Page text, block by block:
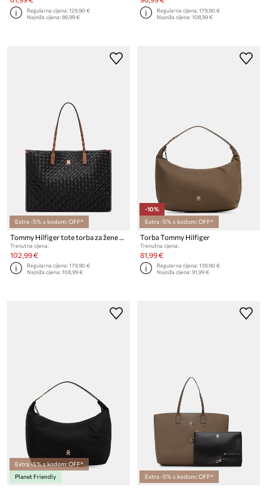
Regularna cijena:129,90 €
Najniža cijena:86,99 €
Regularna cijena:179,90 €
Najniža cijena:108,99 €
Extra -5% s kodom: OFF*
Trenutna cijena:
102,99 €
Regularna cijena:179,90 €
Najniža cijena:108,99 €
-10%
Extra -5% s kodom: OFF*
Torba Tommy Hilfiger
Trenutna cijena:
81,99 €
Regularna cijena:139,90 €
Najniža cijena:91,99 €
Extra -5% s kodom: OFF*
Planet Friendly
Extra -5% s kodom: OFF*